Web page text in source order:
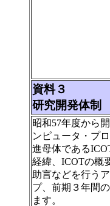
資料３
研究開発体制
昭和57年度から
ンピュータ・プ
進母体である
経緯、ICOTの概
助言などを行う
プ、前期３年間
ます。